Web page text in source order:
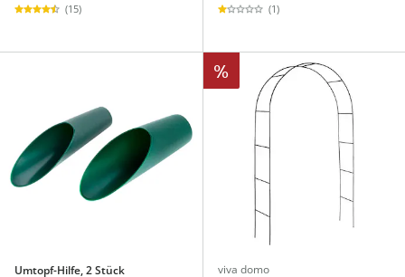
(15)
(1)
Umtopf-Hilfe, 2 Stück
%
viva domo